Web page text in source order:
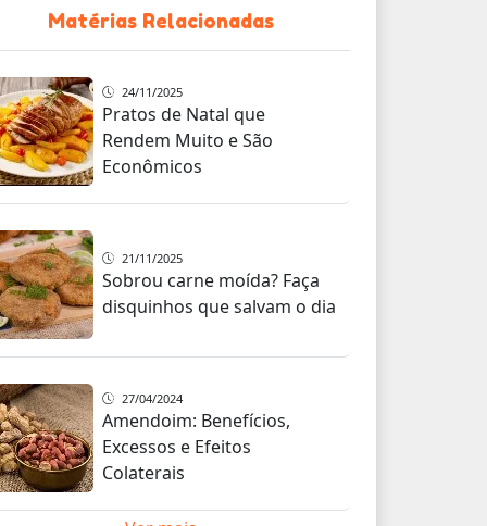
Matérias Relacionadas
24/11/2025
Pratos de Natal que
Rendem Muito e São
Econômicos
21/11/2025
Sobrou carne moída? Faça
disquinhos que salvam o dia
27/04/2024
Amendoim: Benefícios,
Excessos e Efeitos
Colaterais